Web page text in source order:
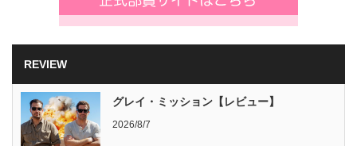
REVIEW
グレイ・ミッション【レビュー】
2026/8/7